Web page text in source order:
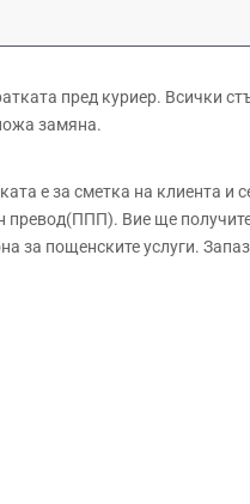
пред куриер. Всички
замяна.
е за сметка на клиента и
Вие ще
пощенските услуги.